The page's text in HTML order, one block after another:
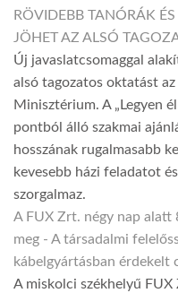
RÖVIDEBB TANÓRÁK
JÖHET AZ ALSÓ
Új javaslatcsomaggal
alsó tagozatos oktatást
Minisztérium. A „Legyen
pontból álló szakmai
hosszának rugalmasabb
kevesebb házi feladatot
szorgalmaz.
A FUX Zrt. négy nap
meg - A társadalmi
kábelgyártásban érdekelt
A miskolci székhelyű